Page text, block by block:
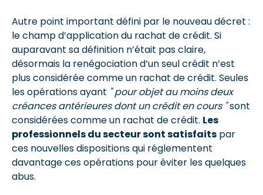
Autre point important défini par le nouveau décret :
le champ d’application du rachat de crédit. Si
auparavant sa définition n’était pas claire,
désormais la renégociation d’un seul crédit n’est
plus considérée comme un rachat de crédit. Seules
les opérations ayant " pour objet au moins deux
créances antérieures dont un crédit en cours "sont
considérées comme un rachat de crédit. Les
professionnels du secteur sont satisfaits par
ces nouvelles dispositions qui réglementent
davantage ces opérations pour éviter les quelques
abus.